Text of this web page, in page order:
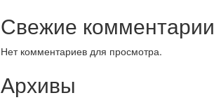
Свежие комментарии
Нет комментариев для просмотра.
Архивы